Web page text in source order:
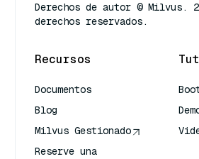
Derechos de autor © Milvus.
derechos reservados.
Recursos
Documentos
Blog
Milvus Gestionado
Reserve una